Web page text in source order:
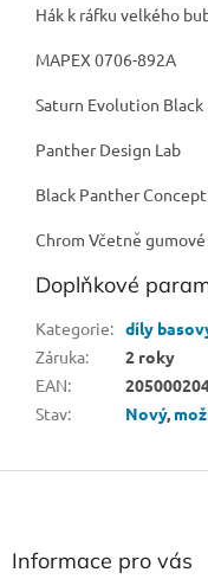
Hák k ráfku velkého
MAPEX 0706-892A
Saturn Evolution Black
Panther Design Lab
Black Panther
Chrom Včetně
Doplňkové
Kategorie: díly
Záruka:
2 roky
EAN:
Stav: Nový,
Z
Informace pro vás